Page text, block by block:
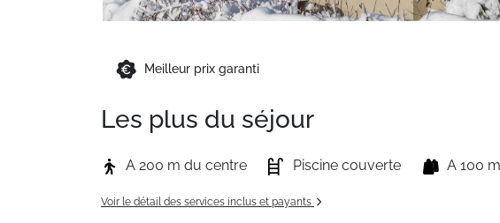
Meilleur prix garanti
Les plus du séjour
A 200 m du centre Piscine couverte A 100
Voir le détail des services inclus et payants